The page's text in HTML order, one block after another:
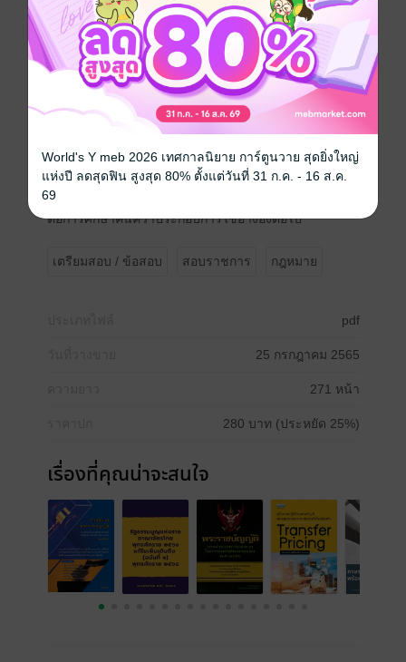
ระเบียบบริหารราชการกรุงเทพมหานคร พ.ศ. ๒๕๒๘
แก้ไขเพิ่มเติมถึง (ฉบับที่ ๖) พ.ศ. ๒๕๖๒ ซึ่งการบังคับใช้ไม่
ว่าจะเป็นเรื่องคุณสมบัติและลักษณะต้องห้ามของผู้สมัคร
รับเลือกตั้ง การพ้นจากตำแหน่งของสมาชิกสภาท้องถิ่น
หรือผู้บริหารท้องถิ่น การกำหนดนโยบายของผู้สมัครรับ
เลือกตั้งต้องอยู่ในอำนาจหน้าที่ขององค์กรปกครองส่วน
ท้องถิ่นซึ่งการพิจารณาศึกษาจะต้องดูประกอบกันในแต่ละ
ประโยชน์ต่อผู้อ่านที่ต้องนำไปใช้ในการปฏิบัติงาน หรือที่
ศึกษาเรียนรู้ ผู้เขียนจึงได้นำพระราชบัญญัติทั้ง ๕ ฉบับซึ่ง
เป็นฉบับล่าสุด มารวบรวมไว้ในฉบับเดียวกัน เพื่อให้ง่าย
ต่อการศึกษาค้นคว้าประกอบการใช้อ้างอิงต่อไป
เตรียมสอบ / ข้อสอบ สอบราชการ กฎหมาย
pdf
25 กรกฎาคม 2565
271 หน้า
280 บาท (ประหยัด 25%)
เรื่องที่คุณน่าจะสนใจ
World's Y meb 2026 เทศกาลนิยาย การ์ตูนวาย สุดยิ่งใหญ่
แห่งปี ลดสุดฟิน สูงสุด 80% ตั้งแต่วันที่ 31 ก.ค. - 16 ส.ค.
69